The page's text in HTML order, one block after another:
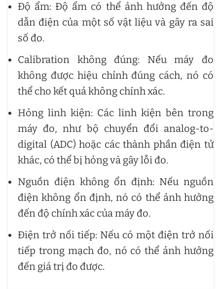
Độ ẩm: Độ ẩm có thể ảnh hưởng đến độ
dẫn điện của một số vật liệu và gây ra sai
số đo.
Calibration không đúng: Nếu máy đo
không được hiệu chỉnh đúng cách, nó có
thể cho kết quả không chính xác.
Hỏng linh kiện: Các linh kiện bên trong
máy đo, như bộ chuyển đổi analog-to-
digital (ADC) hoặc các thành phần điện tử
khác, có thể bị hỏng và gây lỗi đo.
Nguồn điện không ổn định: Nếu nguồn
điện không ổn định, nó có thể ảnh hưởng
đến độ chính xác của máy đo.
Điện trở nối tiếp: Nếu có một điện trở nối
tiếp trong mạch đo, nó có thể ảnh hưởng
đến giá trị đo được.